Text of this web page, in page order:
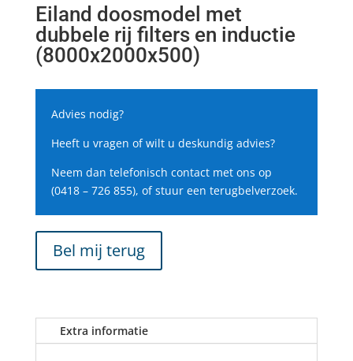
Eiland doosmodel met
dubbele rij filters en inductie
(8000x2000x500)
Advies nodig?
Heeft u vragen of wilt u deskundig advies?
Neem dan telefonisch contact met ons op
(0418 – 726 855), of stuur een terugbelverzoek.
Bel mij terug
Extra informatie